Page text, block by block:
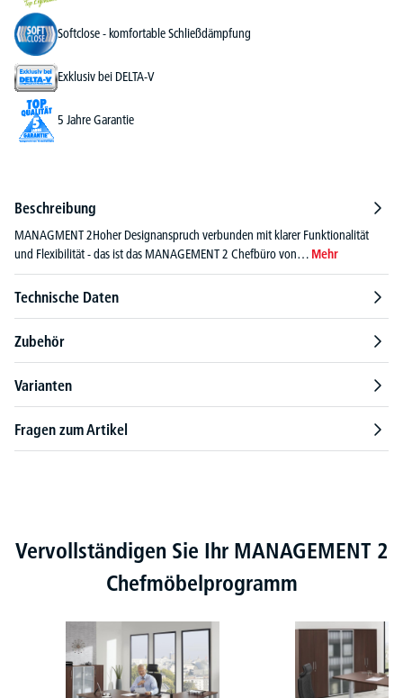
Softclose - komfortable Schließdämpfung
Exklusiv bei DELTA-V
5 Jahre Garantie
Beschreibung
MANAGMENT 2Hoher Designanspruch verbunden mit klarer Funktionalität
und Flexibilität - das ist das MANAGEMENT 2 Chefbüro von… Mehr
Technische Daten
Zubehör
Varianten
Fragen zum Artikel
Produktgalerie überspringen
Vervollständigen Sie Ihr MANAGEMENT 2
Chefmöbelprogramm